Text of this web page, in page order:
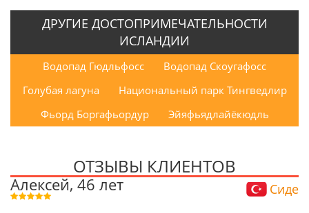
ДРУГИЕ ДОСТОПРИМЕЧАТЕЛЬНОСТИ
ИСЛАНДИИ
Водопад Гюдльфосс
Водопад Скоугафосс
Голубая лагуна
Национальный парк Тингведлир
Фьорд Боргафьордур
Эйяфьядлайёкюдль
ОТЗЫВЫ КЛИЕНТОВ
Алексей, 46 лет Сиде